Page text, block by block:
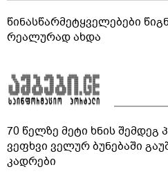
წინასწარმეტყველებები
რეალურად ახდა
70 წელზე მეტი ხნის შემდეგ
ვეფხვი ველურ ბუნებაში
კადრები